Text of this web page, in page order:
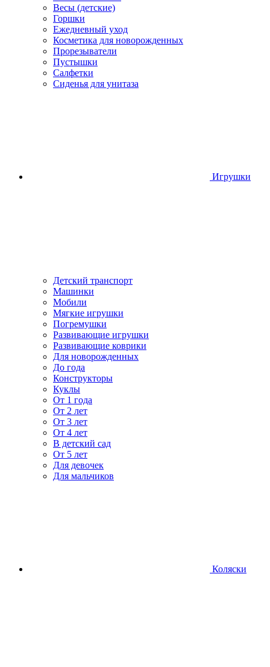
Весы (детские)
Горшки
Ежедневный уход
Косметика для новорожденных
Прорезыватели
Пустышки
Салфетки
Сиденья для унитаза
Игрушки
Детский транспорт
Машинки
Мобили
Мягкие игрушки
Погремушки
Развивающие игрушки
Развивающие коврики
Для новорожденных
До года
Конструкторы
Куклы
От 1 года
От 2 лет
От 3 лет
От 4 лет
В детский сад
От 5 лет
Для девочек
Для мальчиков
Коляски